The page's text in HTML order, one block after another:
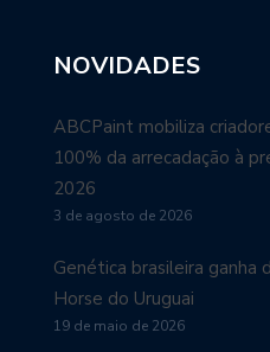
NOVIDADES
ABCPaint mobiliza
100% da arrecadação à
2026
3 de agosto de 2026
Genética brasileira
Horse do Uruguai
19 de maio de 2026